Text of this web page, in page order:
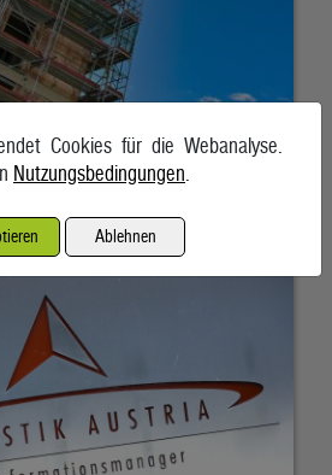
Cookies für die Webanalyse.
Nutzungsbedingungen.
Ablehnen